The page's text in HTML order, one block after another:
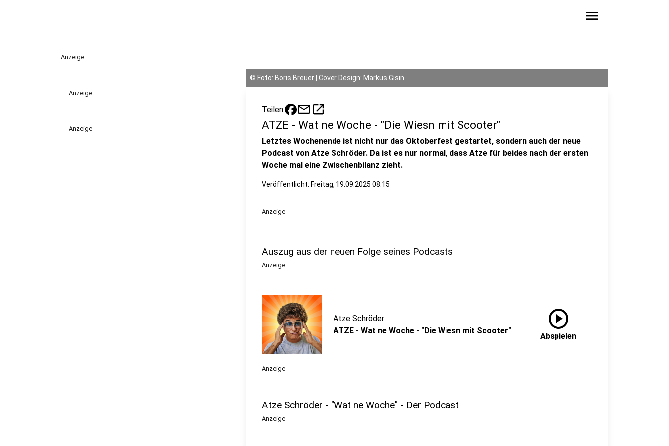
menu
Anzeige
Anzeige
Anzeige
© Foto: Boris Breuer | Cover Design: Markus Gisin
Teilen: mailopen_in_new
ATZE - Wat ne Woche - "Die Wiesn mit Scooter"
Letztes Wochenende ist nicht nur das Oktoberfest gestartet, sondern auch der neue
Podcast von Atze Schröder. Da ist es nur normal, dass Atze für beides nach der ersten
Woche mal eine Zwischenbilanz zieht.
Veröffentlicht: Freitag, 19.09.2025 08:15
Anzeige
Auszug aus der neuen Folge seines Podcasts
Anzeige
Atze Schröder
ATZE - Wat ne Woche - "Die Wiesn mit Scooter"
play_circle
Abspielen
Anzeige
Atze Schröder - "Wat ne Woche" - Der Podcast
Anzeige